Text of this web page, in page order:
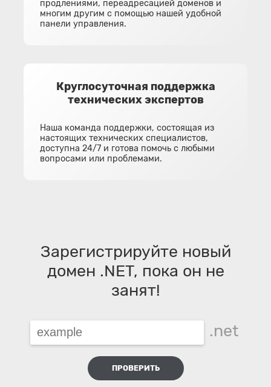
продлениями, переадресацией доменов и
многим другим с помощью нашей удобной
панели управления.
Круглосуточная поддержка
технических экспертов
Наша команда поддержки, состоящая из
настоящих технических специалистов,
доступна 24/7 и готова помочь с любыми
вопросами или проблемами.
Зарегистрируйте новый
домен .NET, пока он не
занят!
.net
ПРОВЕРИТЬ